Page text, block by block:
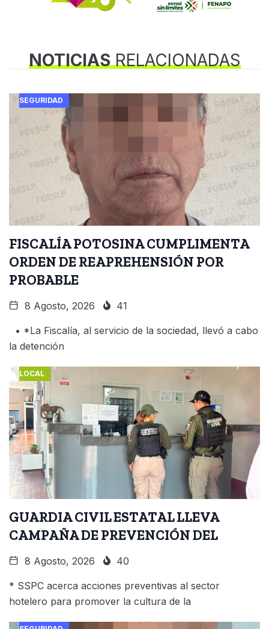
NOTICIASRELACIONADAS
SEGURIDAD
FISCALÍA POTOSINA CUMPLIMENTA
ORDEN DE REAPREHENSIÓN POR
PROBABLE
8 Agosto, 2026 41
• *La Fiscalía, al servicio de la sociedad, llevó a cabo
la detención
LOCAL
GUARDIA CIVIL ESTATAL LLEVA
CAMPAÑA DE PREVENCIÓN DEL
8 Agosto, 2026 40
* SSPC acerca acciones preventivas al sector
hotelero para promover la cultura de la